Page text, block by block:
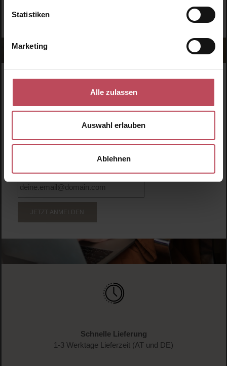
Statistiken
Marketing
Alle zulassen
Auswahl erlauben
Ablehnen
Anmelden & exklusive Vorteile
genießen!
Dankeschön 10 %* auf deinen ersten Einkauf. Verpasse
keine Beauty-News mehr und erhalte exklusive Rabatte!
JETZT ANMELDEN
Schnelle Lieferung
1-3 Werktage Lieferzeit (AT und DE)